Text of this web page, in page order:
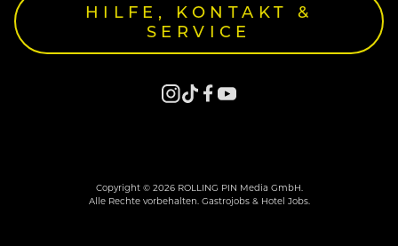
HILFE, KONTAKT &
SERVICE
Copyright © 2026 ROLLING PIN Media GmbH.
Alle Rechte vorbehalten. Gastrojobs & Hotel Jobs.